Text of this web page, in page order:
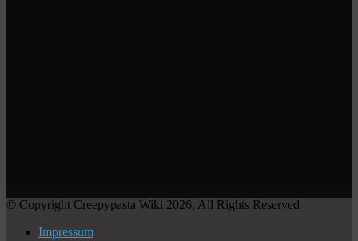
© Copyright Creepypasta Wiki 2026, All Rights Reserved
Impressum